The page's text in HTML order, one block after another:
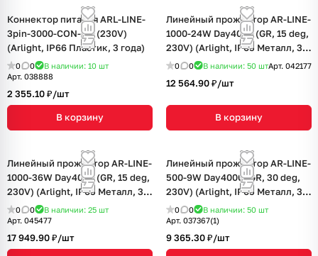
Коннектор питания ARL-LINE-
3pin-3000-CON-MF (230V)
(Arlight, IP66 Пластик, 3 года)
0 0 В наличии: 10 шт
Арт. 038888
2 355.10 ₽/шт
В корзину
Линейный прожектор AR-LINE-
1000-24W Day4000 (GR, 15 deg,
230V) (Arlight, IP65 Металл, 3
года)
0 0 В наличии: 50 штАрт. 042177
12 564.90 ₽/шт
В корзину
Линейный прожектор AR-LINE-
1000-36W Day4000 (GR, 15 deg,
230V) (Arlight, IP65 Металл, 3
года)
0 0 В наличии: 25 шт
Арт. 045477
17 949.90 ₽/шт
Линейный прожектор AR-LINE-
500-9W Day4000 (GR, 30 deg,
230V) (Arlight, IP65 Металл, 3
года)
0 0 В наличии: 50 шт
Арт. 037367(1)
9 365.30 ₽/шт